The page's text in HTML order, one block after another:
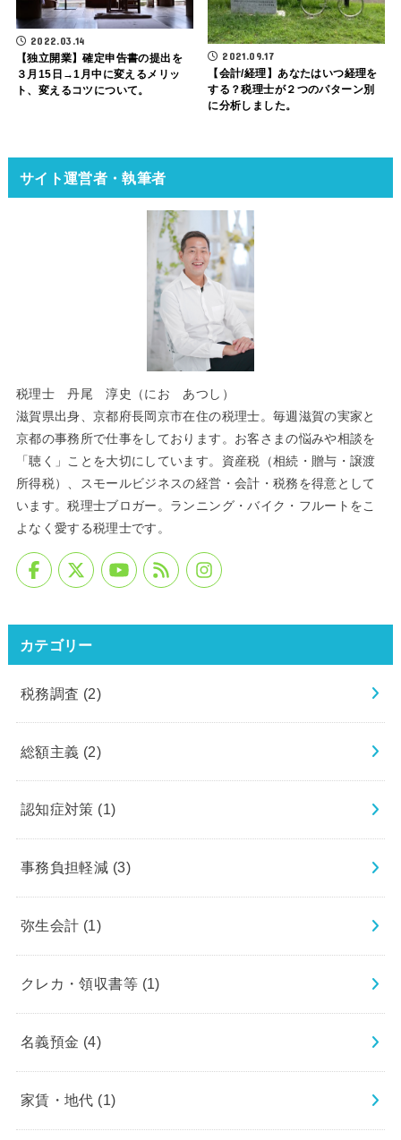
2022.03.14
【独立開業】確定申告書の提出を
３月15日→1月中に変えるメリッ
ト、変えるコツについて。
2021.09.17
【会計/経理】あなたはいつ経理を
する？税理士が２つのパターン別
に分析しました。
サイト運営者・執筆者
税理士 丹尾 淳史（にお あつし）
滋賀県出身、京都府長岡京市在住の税理士。毎週滋賀の実家と
京都の事務所で仕事をしております。お客さまの悩みや相談を
「聴く」ことを大切にしています。資産税（相続・贈与・譲渡
所得税）、スモールビジネスの経営・会計・税務を得意として
います。税理士ブロガー。ランニング・バイク・フルートをこ
よなく愛する税理士です。
カテゴリー
税務調査 (2)
総額主義 (2)
認知症対策 (1)
事務負担軽減 (3)
弥生会計 (1)
クレカ・領収書等 (1)
名義預金 (4)
家賃・地代 (1)